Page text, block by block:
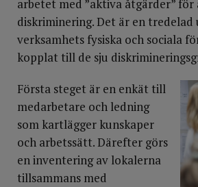
arbetet med ”aktiva åtgärder”
diskriminering. Det är en
verksamhets fysiska och sociala
kopplat till de sju
Första steget är en enkät till
medarbetare och ledning
som kartlägger kunskaper
och arbetssätt. Därefter görs
en inventering av lokalerna
tillsammans med